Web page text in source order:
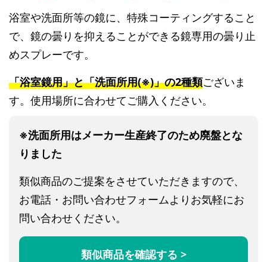
浴室や洗面所等の鏡に、特殊コーティングすること
で、鏡の曇りを抑えることができる鏡専用の曇り止
めスプレーです。
「浴室鏡用」と「洗面所用(※)」の2種類ございま
す。使用場所に合わせてご購入ください。
※洗面所用はメーカー生産終了のため廃盤とな
りました
類似商品のご提案をさせていただきますので、
お電話・お問い合わせフォームよりお気軽にお
問い合わせください。
類似商品を確認する >